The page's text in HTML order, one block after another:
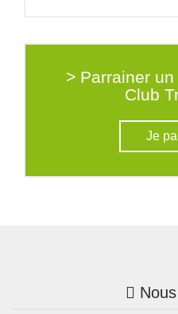
> Parrainer
Club
Je